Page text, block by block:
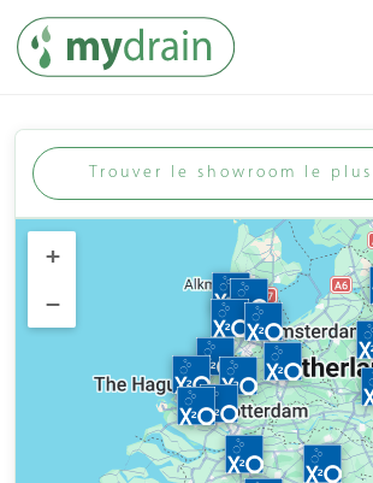
Trouver le showroom le
+
−